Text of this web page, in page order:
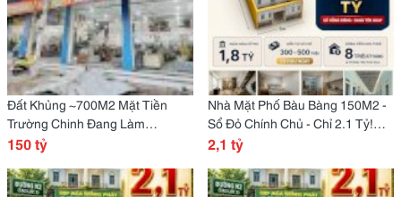
Đất Khủng ~700M2 Mặt Tiền
Trường Chinh Đang Làm
Showroom Giá 150 Tỷ - Tây
150 tỷ
Nhà Mặt Phố Bàu Bàng 150M2 -
Sổ Đỏ Chính Chủ - Chỉ 2.1 Tỷ!
Không Đợi Nữa!
2,1 tỷ